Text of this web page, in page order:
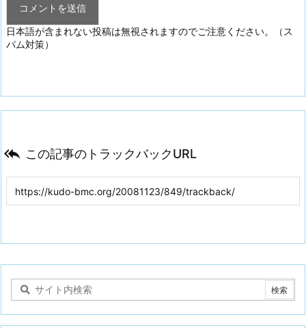
日本語が含まれない投稿は無視されますのでご注意ください。（ス
パム対策）
 この記事のトラックバックURL